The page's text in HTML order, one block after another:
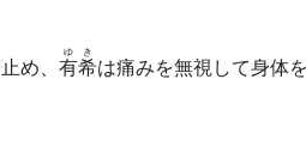
め、 有希
ゆき
は痛みを無視して身体